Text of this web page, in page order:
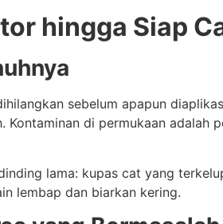
hingga Siap
sebelum apapun
di permukaan adalah
lama: kupas cat yang
lembap dan biarkan kering.